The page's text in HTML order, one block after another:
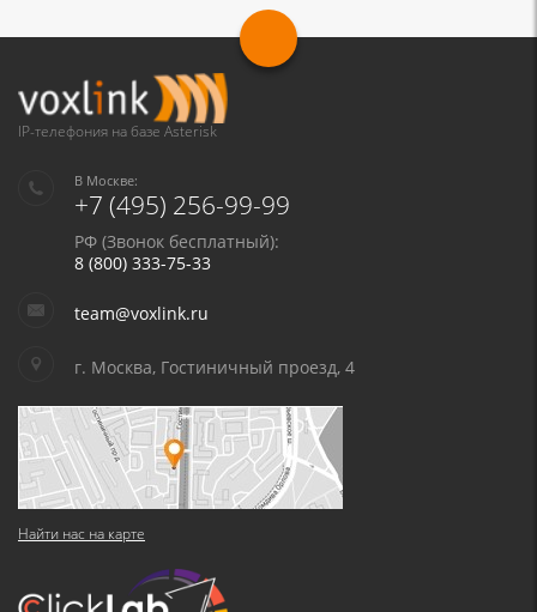
IP-телефония на базе Asterisk
В Москве:
+7 (495) 256-99-99
РФ (Звонок бесплатный):
8 (800) 333-75-33
team@voxlink.ru
г. Москва, Гостиничный проезд, 4
Найти нас на карте